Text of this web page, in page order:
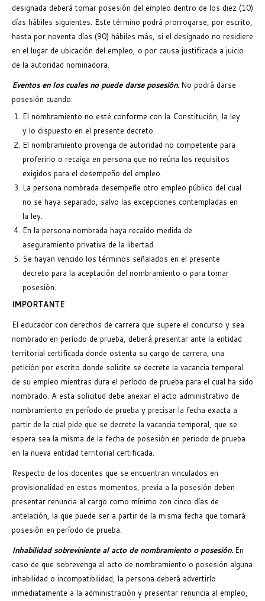
designada deberá tomar posesión del empleo dentro de los diez (10)
días hábiles siguientes. Este término podrá prorrogarse, por escrito,
hasta por noventa días (90) hábiles más, si el designado no residiere
en el lugar de ubicación del empleo, o por causa justificada a juicio
de la autoridad nominadora.
Eventos en los cuales no puede darse posesión.No podrá darse
posesión cuando:
El nombramiento no esté conforme con la Constitución, la ley
y lo dispuesto en el presente decreto.
El nombramiento provenga de autoridad no competente para
proferirlo o recaiga en persona que no reúna los requisitos
exigidos para el desempeño del empleo.
La persona nombrada desempeñe otro empleo público del cual
no se haya separado, salvo las excepciones contempladas en
la ley.
En la persona nombrada haya recaído medida de
aseguramiento privativa de la libertad.
Se hayan vencido los términos señalados en el presente
decreto para la aceptación del nombramiento o para tomar
posesión.
IMPORTANTE
El educador con derechos de carrera que supere el concurso y sea
nombrado en período de prueba, deberá presentar ante la entidad
territorial certificada donde ostenta su cargo de carrera, una
petición por escrito donde solicite se decrete la vacancia temporal
de su empleo mientras dura el período de prueba para el cual ha sido
nombrado. A esta solicitud debe anexar el acto administrativo de
nombramiento en período de prueba y precisar la fecha exacta a
partir de la cual pide que se decrete la vacancia temporal, que se
espera sea la misma de la fecha de posesión en periodo de prueba
en la nueva entidad territorial certificada.
Respecto de los docentes que se encuentran vinculados en
provisionalidad en estos momentos, previa a la posesión deben
presentar renuncia al cargo como mínimo con cinco días de
antelación, la que puede ser a partir de la misma fecha que tomará
posesión en período de prueba.
Inhabilidad sobreviniente al acto de nombramiento o posesión.En
caso de que sobrevenga al acto de nombramiento o posesión alguna
inhabilidad o incompatibilidad, la persona deberá advertirlo
inmediatamente a la administración y presentar renuncia al empleo,